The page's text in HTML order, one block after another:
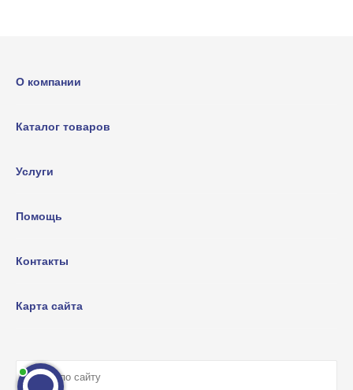
О компании
Каталог товаров
Услуги
Помощь
Контакты
Карта сайта